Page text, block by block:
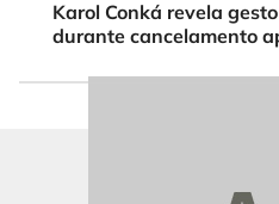
Karol Conká revela
durante cancelamento